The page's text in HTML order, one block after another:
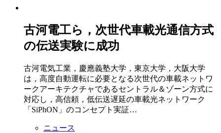
古河電工ら，次世代車載光通信方式
の伝送実験に成功
古河電気工業，慶應義塾大学，東京大学，大阪大学
は，高度自動運転に必要となる次世代の車載ネットワ
ークアーキテクチャであるセントラル＆ゾーン方式に
対応し，高信頼，低伝送遅延の車載光ネットワーク
「SiPhON」のコンセプト実証…
ニュース